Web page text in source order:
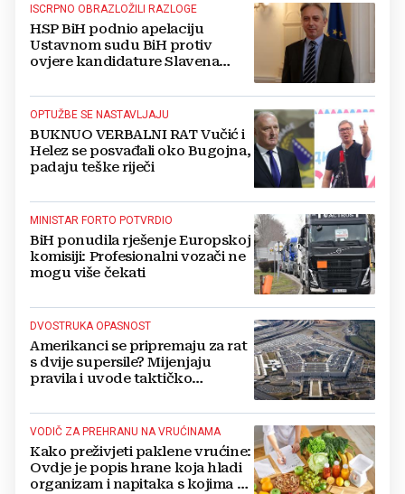
ISCRPNO OBRAZLOŽILI RAZLOGE
HSP BiH podnio apelaciju
Ustavnom sudu BiH protiv
ovjere kandidature Slavena
OPTUŽBE SE NASTAVLJAJU
BUKNUO VERBALNI RAT Vučić i
Helez se posvađali oko Bugojna,
padaju teške riječi
MINISTAR FORTO POTVRDIO
BiH ponudila rješenje Europskoj
komisiji: Profesionalni vozači ne
mogu više čekati
DVOSTRUKA OPASNOST
Amerikanci se pripremaju za rat
s dvije supersile? Mijenjaju
pravila i uvode taktičko
VODIČ ZA PREHRANU NA VRUĆINAMA
Kako preživjeti paklene vrućine:
Ovdje je popis hrane koja hladi
organizam i napitaka s kojima si